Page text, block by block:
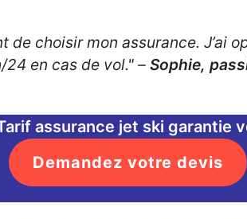
de choisir mon assurance. J’ai
en cas de vol." – Sophie,
assurance jet ski garantie
Demandez votre devis